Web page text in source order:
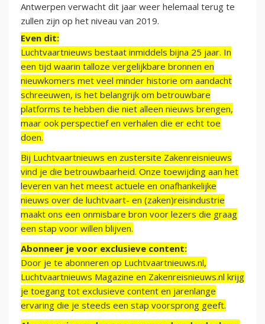
Antwerpen verwacht dit jaar weer helemaal terug te
zullen zijn op het niveau van 2019.
Even dit:
Luchtvaartnieuws bestaat inmiddels bijna 25 jaar. In
een tijd waarin talloze vergelijkbare bronnen en
nieuwkomers met veel minder historie om aandacht
schreeuwen, is het belangrijk om betrouwbare
platforms te hebben die niet alleen nieuws brengen,
maar ook perspectief en verhalen die er echt toe
doen.
Bij Luchtvaartnieuws en zustersite Zakenreisnieuws
vind je die betrouwbaarheid. Onze toewijding aan het
leveren van het meest actuele en onafhankelijke
nieuws over de luchtvaart- en (zaken)reisindustrie
maakt ons een onmisbare bron voor lezers die graag
een stap voor willen blijven.
Abonneer je voor exclusieve content:
Door je te abonneren op Luchtvaartnieuws.nl,
Luchtvaartnieuws Magazine en Zakenreisnieuws.nl krijg
je toegang tot exclusieve content en jarenlange
ervaring die je steeds een stap voorsprong geeft.